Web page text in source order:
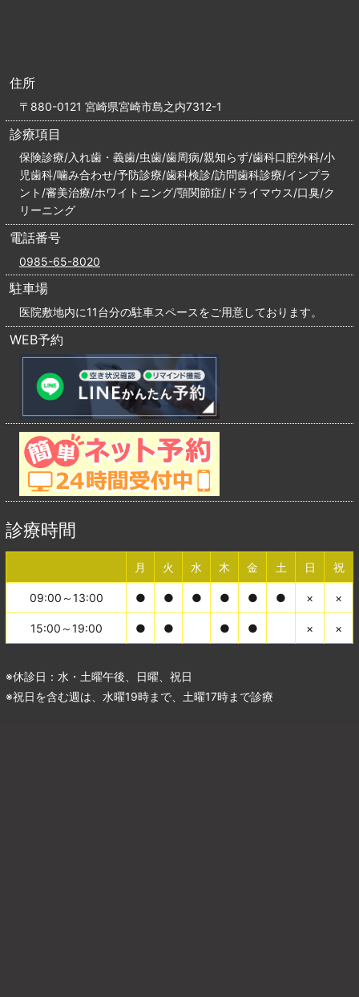
住所
〒880-0121 宮崎県宮崎市島之内7312-1
診療項目
保険診療/入れ歯・義歯/虫歯/歯周病/親知らず/歯科口腔外科/小
児歯科/噛み合わせ/予防診療/歯科検診/訪問歯科診療/インプラ
ント/審美治療/ホワイトニング/顎関節症/ドライマウス/口臭/ク
リーニング
電話番号
0985-65-8020
駐車場
医院敷地内に11台分の駐車スペースをご用意しております。
WEB予約
診療時間
月 火 水 木 金 土 日 祝
09:00～13:00 ● ● ● ● ● ● × ×
15:00～19:00 ● ● ● ● × ×
※休診日：水・土曜午後、日曜、祝日
※祝日を含む週は、水曜19時まで、土曜17時まで診療